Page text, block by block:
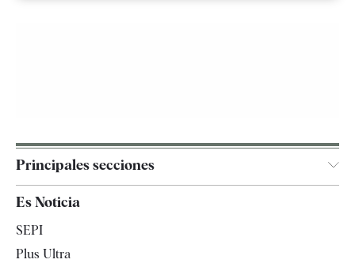
Principales secciones
España
Es Noticia
SEPI
Plus Ultra